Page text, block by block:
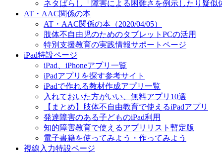
ネタばらし「障害による困難さを例示したり疑似
AT・AAC関係の本
AT・AAC関係の本（2020/04/05）
肢体不自由児のためのタブレットPCの活用
特別支援教育の実践情報サポートページ
iPad特設ページ
iPad、iPhoneアプリ一覧
iPadアプリを探す参考サイト
iPadで作れる教材作成アプリ一覧
入れておいた方がいい、無料アプリ10選
【まとめ】肢体不自由教育で使えるiPadアプリ
発達障害のある子どものiPad利用
知的障害教育で使えるアプリリスト暫定版
電子書籍を使ってみよう・作ってみよう
視線入力特設ページ